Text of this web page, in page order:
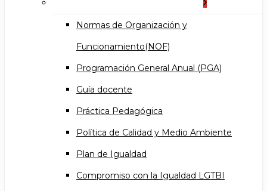
Normas de Organización y
Funcionamiento(NOF)
Programación General Anual (PGA)
Guía docente
Práctica Pedagógica
Política de Calidad y Medio Ambiente
Plan de Igualdad
Compromiso con la Igualdad LGTBI